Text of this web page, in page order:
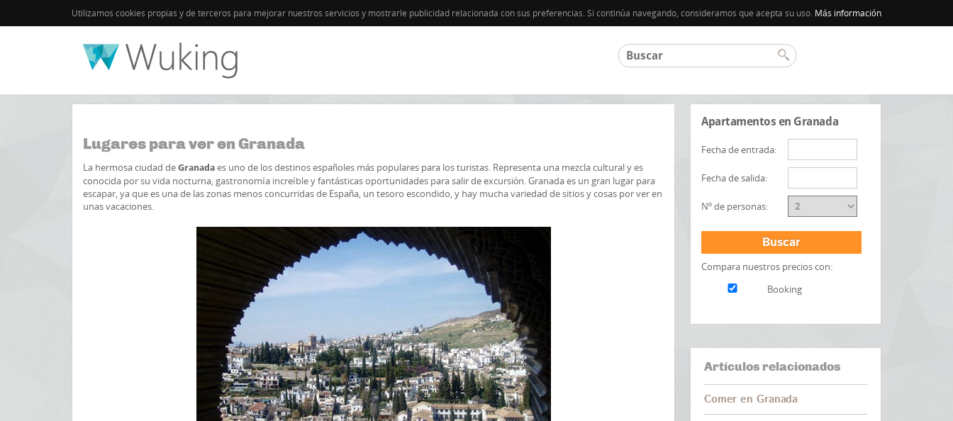
Utilizamos cookies propias y de terceros para mejorar nuestros servicios y mostrarle publicidad relacionada con sus preferencias. Si continúa navegando, consideramos que acepta su uso. Más información
Guía de Granada
Lugares para ver en Granada
La hermosa ciudad de Granada es uno de los destinos españoles más populares para los turistas. Representa una mezcla cultural y es
conocida por su vida nocturna, gastronomía increíble y fantásticas oportunidades para salir de excursión. Granada es un gran lugar para
escapar, ya que es una de las zonas menos concurridas de España, un tesoro escondido, y hay mucha variedad de sitios y cosas por ver en
unas vacaciones.
Apartamentos en Granada
Fecha de entrada:
Fecha de salida:
Nº de personas:
Buscar
Compara nuestros precios con:
Booking
Artículos relacionados
Comer en Granada